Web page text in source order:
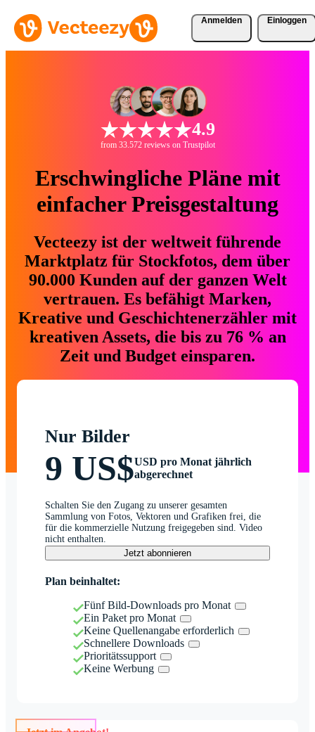
Anmelden Einloggen
4.9
from 33.572 reviews on Trustpilot
Erschwingliche Pläne mit
einfacher Preisgestaltung
Vecteezy ist der weltweit führende
Marktplatz für Stockfotos, dem über
90.000 Kunden auf der ganzen Welt
vertrauen. Es befähigt Marken,
Kreative und Geschichtenerzähler mit
kreativen Assets, die bis zu 76 % an
Zeit und Budget einsparen.
Nur Bilder
9 US$USD pro Monat jährlich
abgerechnet
Schalten Sie den Zugang zu unserer gesamten
Sammlung von Fotos, Vektoren und Grafiken frei, die
für die kommerzielle Nutzung freigegeben sind. Video
nicht enthalten.
Jetzt abonnieren
Plan beinhaltet:
Fünf Bild-Downloads pro Monat
Ein Paket pro Monat
Keine Quellenangabe erforderlich
Schnellere Downloads
Prioritätssupport
Keine Werbung
Jetzt im Angebot!